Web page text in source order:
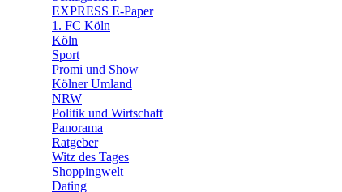
🧩 Spiele
EXPRESS E-Paper
1. FC Köln
Köln
Sport
Promi und Show
Kölner Umland
NRW
Politik und Wirtschaft
Panorama
Ratgeber
Witz des Tages
Shoppingwelt
Dating